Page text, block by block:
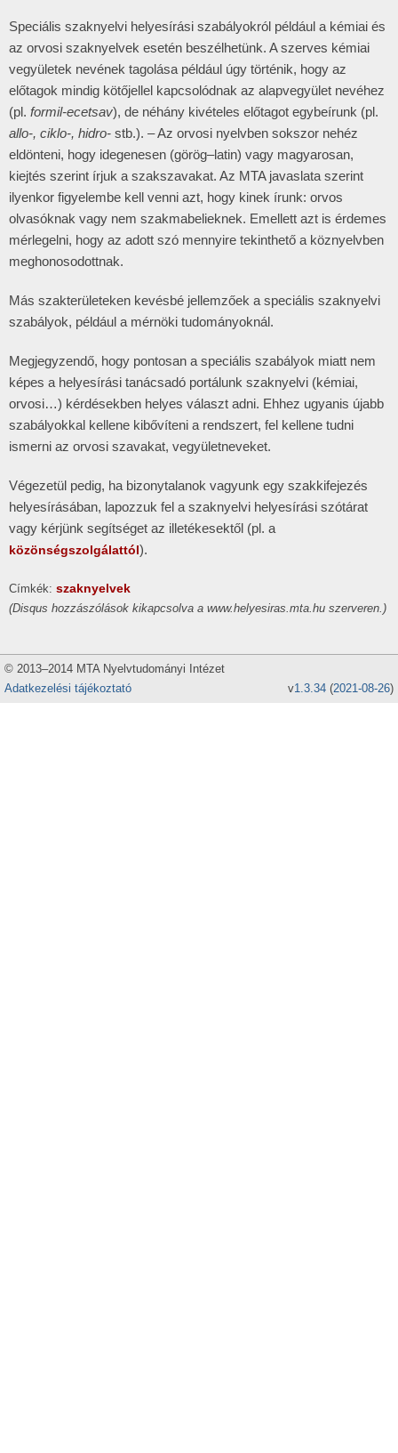
Speciális szaknyelvi helyesírási szabályokról például a kémiai és
az orvosi szaknyelvek esetén beszélhetünk. A szerves kémiai
vegyületek nevének tagolása például úgy történik, hogy az
előtagok mindig kötőjellel kapcsolódnak az alapvegyület nevéhez
(pl. formil-ecetsav), de néhány kivételes előtagot egybeírunk (pl.
allo-, ciklo-, hidro- stb.). – Az orvosi nyelvben sokszor nehéz
eldönteni, hogy idegenesen (görög–latin) vagy magyarosan,
kiejtés szerint írjuk a szakszavakat. Az MTA javaslata szerint
ilyenkor figyelembe kell venni azt, hogy kinek írunk: orvos
olvasóknak vagy nem szakmabelieknek. Emellett azt is érdemes
mérlegelni, hogy az adott szó mennyire tekinthető a köznyelvben
meghonosodottnak.
Más szakterületeken kevésbé jellemzőek a speciális szaknyelvi
szabályok, például a mérnöki tudományoknál.
Megjegyzendő, hogy pontosan a speciális szabályok miatt nem
képes a helyesírási tanácsadó portálunk szaknyelvi (kémiai,
orvosi…) kérdésekben helyes választ adni. Ehhez ugyanis újabb
szabályokkal kellene kibővíteni a rendszert, fel kellene tudni
ismerni az orvosi szavakat, vegyületneveket.
Végezetül pedig, ha bizonytalanok vagyunk egy szakkifejezés
helyesírásában, lapozzuk fel a szaknyelvi helyesírási szótárat
vagy kérjünk segítséget az illetékesektől (pl. a
közönségszolgálattól).
Címkék: szaknyelvek
(Disqus hozzászólások kikapcsolva a www.helyesiras.mta.hu szerveren.)
© 2013–2014 MTA Nyelvtudományi Intézet
Adatkezelési tájékoztató
v1.3.34 (2021-08-26)